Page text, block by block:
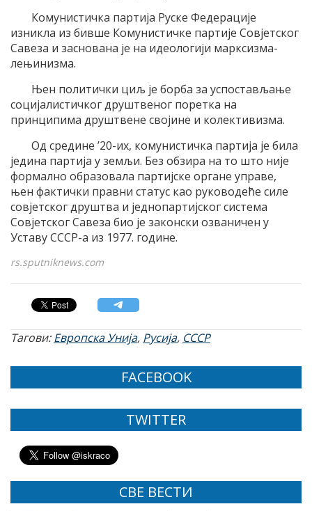
Комунистичка партија Руске Федерације
изникла из бивше Комунистичке партије Совјетског
Савеза и заснована је на идеологији марксизма-
лењинизма.
Њен политички циљ је борба за успостављање
социјалистичког друштвеног поретка на
принципима друштвене својине и колективизма.
Од средине ’20-их, комунистичка партија је била
једина партија у земљи. Без обзира на то што није
формално образовала партијске органе управе,
њен фактички правни статус као руководеће силе
совјетског друштва и једнопартијског система
Совјетског Савеза био је законски озваничен у
Уставу СССР-а из 1977. године.
rs.sputniknews.com
Тагови:Европска Унија, Русија, СССР
FACEBOOK
TWITTER
СВЕ ВЕСТИ